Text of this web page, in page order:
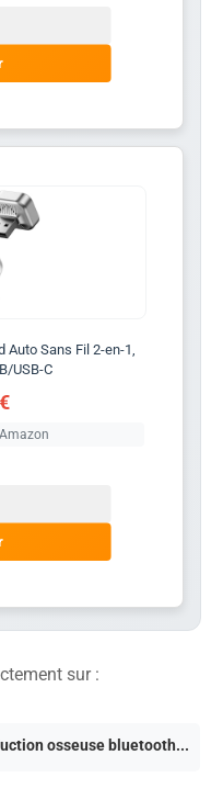
Auto Sans Fil 2-en-1,
USB-C
sur :
osseuse bluetooth...